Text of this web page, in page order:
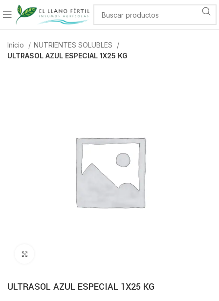
Inicio
NUTRIENTES SOLUBLES
ULTRASOL AZUL ESPECIAL 1X25 KG
ULTRASOL AZUL ESPECIAL 1X25 KG